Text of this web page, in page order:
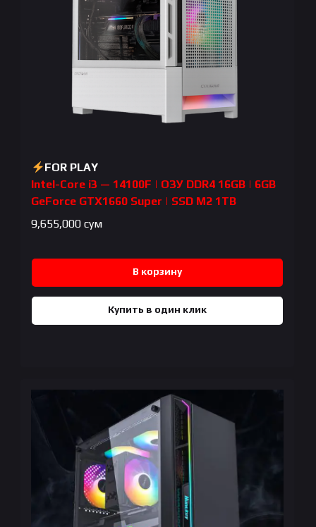
FOR PLAY
Intel-Core i3 — 14100F | ОЗУ DDR4 16GB | 6GB
GeForce GTX1660 Super | SSD M2 1TB
9,655,000 сум
В корзину
Купить в один клик